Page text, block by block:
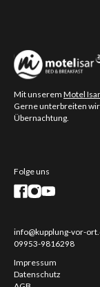
Mit unserem Motel Isar
Gerne unterbreiten
Übernachtung.
Folge uns
info@kupplung-vor-
09953-9816298
Impressum
Datenschutz